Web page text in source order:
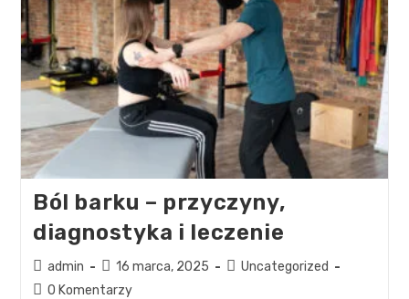
Ból barku – przyczyny,
diagnostyka i leczenie
admin 16 marca, 2025
Uncategorized
0 Komentarzy